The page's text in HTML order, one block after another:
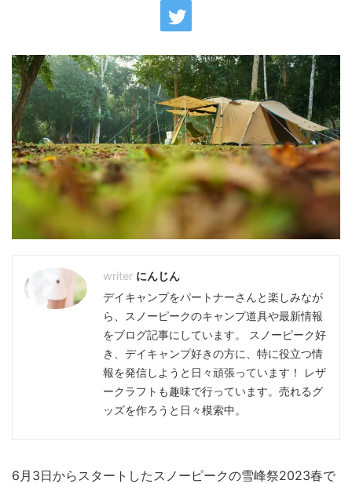
にんじん
デイキャンプをパートナーさんと楽しみなが
ら、スノーピークのキャンプ道具や最新情報
をブログ記事にしています。 スノーピーク好
き、デイキャンプ好きの方に、特に役立つ情
報を発信しようと日々頑張っています！ レザ
ークラフトも趣味で行っています。売れるグ
ッズを作ろうと日々模索中。
6月3日からスタートしたスノーピークの雪峰祭2023春で